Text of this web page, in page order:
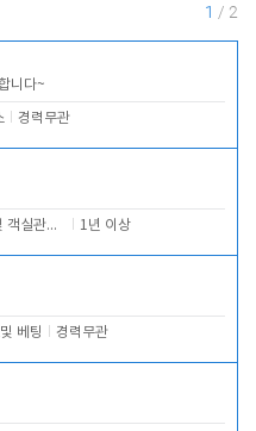
1 / 2
니다~
경력무관
카운터 및 객실관리 전반 1년 이상
베팅 경력무관